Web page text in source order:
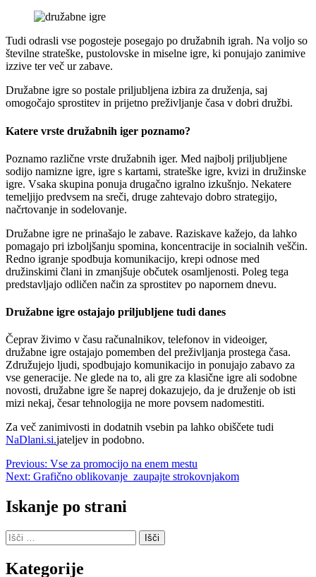
Tudi odrasli vse pogosteje posegajo po družabnih igrah. Na voljo so
številne strateške, pustolovske in miselne igre, ki ponujajo zanimive
izzive ter več ur zabave.
Družabne igre so postale priljubljena izbira za druženja, saj
omogočajo sprostitev in prijetno preživljanje časa v dobri družbi.
Katere vrste družabnih iger poznamo?
Poznamo različne vrste družabnih iger. Med najbolj priljubljene
sodijo namizne igre, igre s kartami, strateške igre, kvizi in družinske
igre. Vsaka skupina ponuja drugačno igralno izkušnjo. Nekatere
temeljijo predvsem na sreči, druge zahtevajo dobro strategijo,
načrtovanje in sodelovanje.
Družabne igre ne prinašajo le zabave. Raziskave kažejo, da lahko
pomagajo pri izboljšanju spomina, koncentracije in socialnih veščin.
Redno igranje spodbuja komunikacijo, krepi odnose med
družinskimi člani in zmanjšuje občutek osamljenosti. Poleg tega
predstavljajo odličen način za sprostitev po napornem dnevu.
Družabne igre ostajajo priljubljene tudi danes
Čeprav živimo v času računalnikov, telefonov in videoiger,
družabne igre ostajajo pomemben del preživljanja prostega časa.
Združujejo ljudi, spodbujajo komunikacijo in ponujajo zabavo za
vse generacije. Ne glede na to, ali gre za klasične igre ali sodobne
novosti, družabne igre še naprej dokazujejo, da je druženje ob isti
mizi nekaj, česar tehnologija ne more povsem nadomestiti.
Za več zanimivosti in dodatnih vsebin pa lahko obiščete tudi
NaDlani.si.jateljev in podobno.
Navigacija
prispevka
Previous: Vse za promocijo na enem mestu
Next: Grafično oblikovanje zaupajte strokovnjakom
Iskanje po strani
Išči:
Kategorije